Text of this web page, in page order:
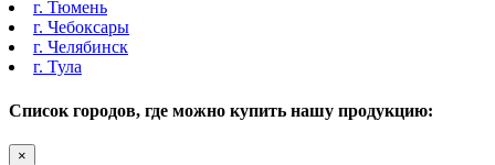
г. Тюмень
г. Чебоксары
г. Челябинск
г. Тула
Список городов, где можно купить нашу продукцию:
×